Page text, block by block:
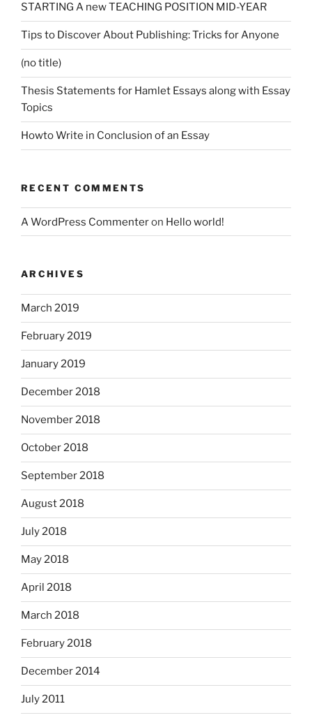
STARTING A new TEACHING POSITION MID-YEAR
Tips to Discover About Publishing: Tricks for Anyone
(no title)
Thesis Statements for Hamlet Essays along with Essay
Topics
Howto Write in Conclusion of an Essay
RECENT COMMENTS
A WordPress Commenteron Hello world!
ARCHIVES
March 2019
February 2019
January 2019
December 2018
November 2018
October 2018
September 2018
August 2018
July 2018
May 2018
April 2018
March 2018
February 2018
December 2014
July 2011